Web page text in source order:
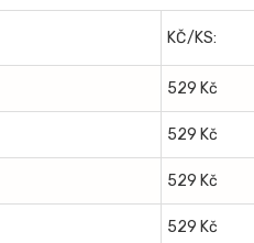
KČ/KS:
529 Kč
529 Kč
529 Kč
529 Kč